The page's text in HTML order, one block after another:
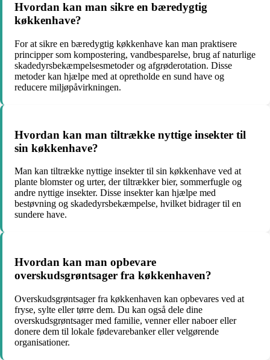
Hvordan kan man sikre en bæredygtig
køkkenhave?
For at sikre en bæredygtig køkkenhave kan man praktisere
principper som kompostering, vandbesparelse, brug af naturlige
skadedyrsbekæmpelsesmetoder og afgrøderotation. Disse
metoder kan hjælpe med at opretholde en sund have og
reducere miljøpåvirkningen.
Hvordan kan man tiltrække nyttige insekter til
sin køkkenhave?
Man kan tiltrække nyttige insekter til sin køkkenhave ved at
plante blomster og urter, der tiltrækker bier, sommerfugle og
andre nyttige insekter. Disse insekter kan hjælpe med
bestøvning og skadedyrsbekæmpelse, hvilket bidrager til en
sundere have.
Hvordan kan man opbevare
overskudsgrøntsager fra køkkenhaven?
Overskudsgrøntsager fra køkkenhaven kan opbevares ved at
fryse, sylte eller tørre dem. Du kan også dele dine
overskudsgrøntsager med familie, venner eller naboer eller
donere dem til lokale fødevarebanker eller velgørende
organisationer.